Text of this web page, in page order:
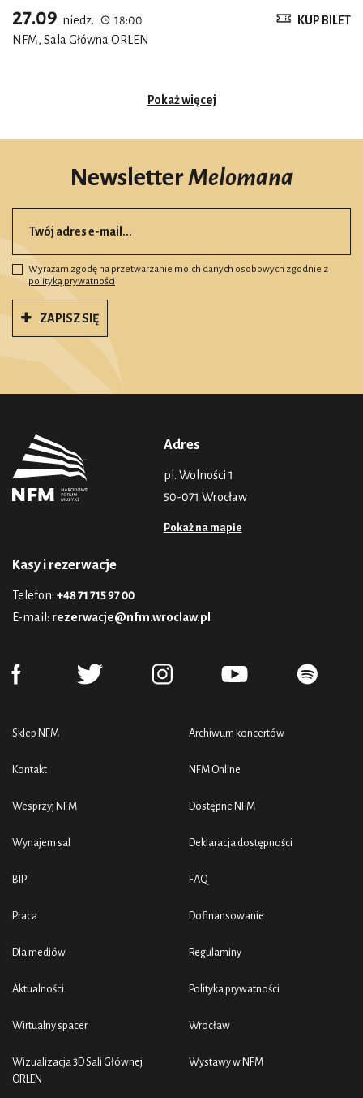
27.09 niedz.
18:00
NFM, Sala Główna ORLEN
KUP BILET
Pokaż więcej
NewsletterMelomana
Wyrażam zgodę na przetwarzanie moich danych osobowych zgodnie z
polityką prywatności
ZAPISZ SIĘ
Adres
pl. Wolności 1
50-071 Wrocław
Pokaż na mapie
Kasy i rezerwacje
Telefon: +48 71 715 97 00
E-mail: rezerwacje@nfm.wroclaw.pl
Sklep NFM
Kontakt
Wesprzyj NFM
Wynajem sal
BIP
Praca
Dla mediów
Aktualności
Wirtualny spacer
Wizualizacja 3D Sali Głównej
ORLEN
Archiwum koncertów
NFM Online
Dostępne NFM
Deklaracja dostępności
FAQ
Dofinansowanie
Regulaminy
Polityka prywatności
Wrocław
Wystawy w NFM